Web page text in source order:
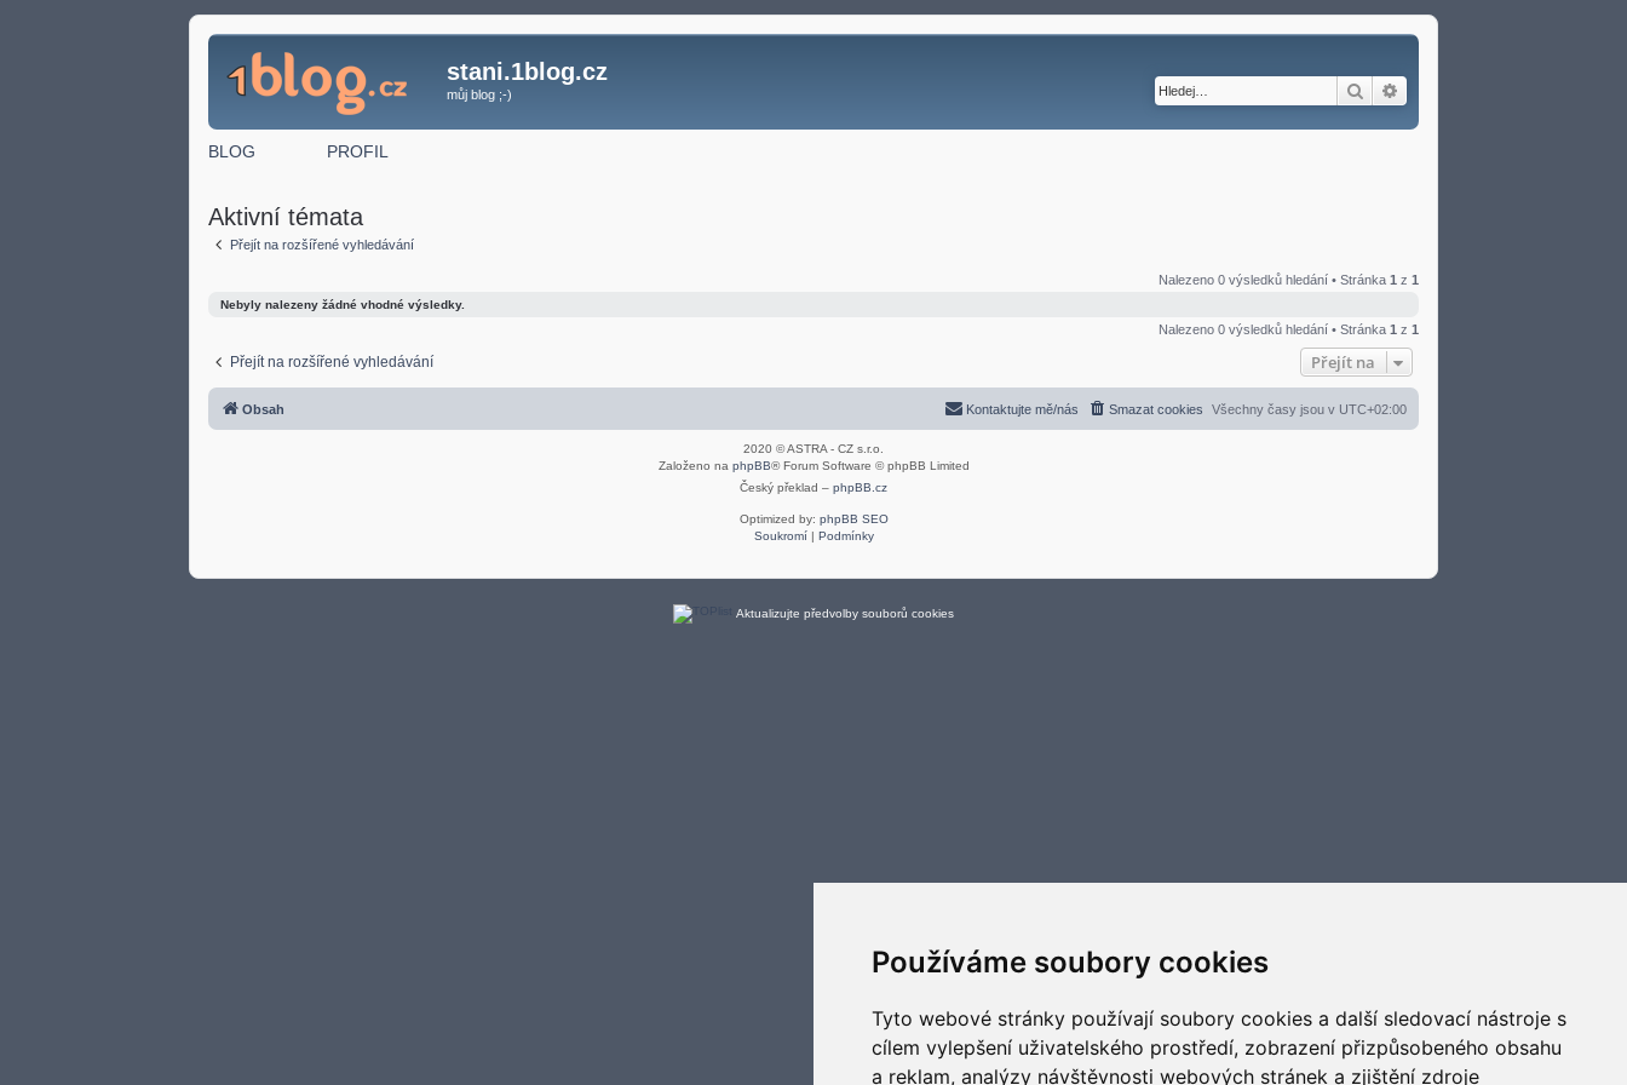
Používáme soubory cookies
Tyto webové stránky používají soubory cookies a další sledovací nástroje s
cílem vylepšení uživatelského prostředí, zobrazení přizpůsobeného obsahu
a reklam, analýzy návštěvnosti webových stránek a zjištění zdroje
stani.1blog.cz
můj blog ;-) Hledat
BLOG PROFIL
Aktivní témata
Přejít na rozšířené vyhledávání
Nalezeno 0 výsledků hledání • Stránka 1 z 1
Nebyly nalezeny žádné vhodné výsledky.
Nalezeno 0 výsledků hledání • Stránka 1 z 1
Přejít na rozšířené vyhledávání Přejít na
Obsah Všechny časy jsou v UTC+02:00
Smazat cookies
Kontaktujte mě/nás
2020 © ASTRA - CZ s.r.o.
Založeno na phpBB® Forum Software © phpBB Limited
Český překlad – phpBB.cz
Optimized by: phpBB SEO
Soukromí| Podmínky
Aktualizujte předvolby souborů cookies